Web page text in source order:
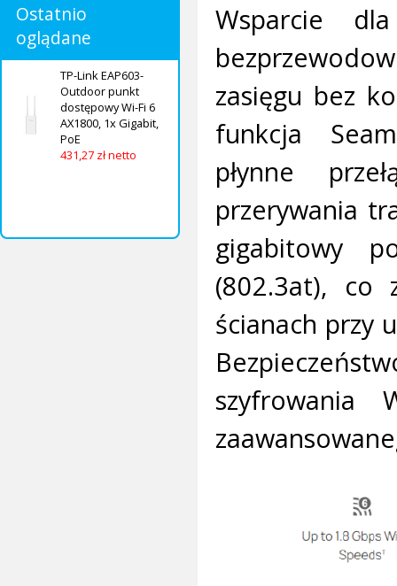
Ostatnio
oglądane
TP-Link EAP603-
Outdoor punkt
dostępowy Wi-Fi 6
AX1800, 1x Gigabit,
PoE
431,27 zł netto
Wsparcie
zasięgu bez
funkcja
płynne
przerywania
gigabitowy
(802.3at), co
ścianach przy
szyfrowania